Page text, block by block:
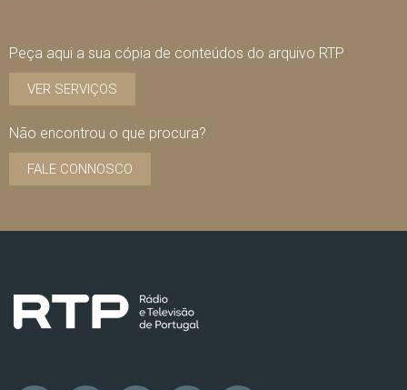
Peça aqui a sua cópia de conteúdos do arquivo RTP
VER SERVIÇOS
Não encontrou o que procura?
FALE CONNOSCO